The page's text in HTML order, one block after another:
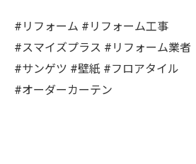
#リフォーム #リフォーム工事
#スマイズプラス #リフォーム業者
#サンゲツ #壁紙 #フロアタイル
#オーダーカーテン